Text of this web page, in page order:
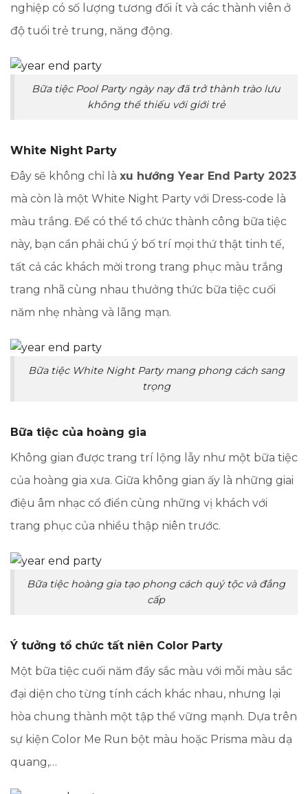
nghiệp có số lượng tương đối ít và các thành viên ở
độ tuổi trẻ trung, năng động.
Bữa tiệc Pool Party ngày nay đã trở thành trào lưu
không thể thiếu với giới trẻ
White Night Party
Đây sẽ không chỉ là xu hướng Year End Party 2023
mà còn là một White Night Party với Dress-code là
màu trắng. Để có thể tổ chức thành công bữa tiệc
này, bạn cần phải chú ý bố trí mọi thứ thật tinh tế,
tất cả các khách mời trong trang phục màu trắng
trang nhã cùng nhau thưởng thức bữa tiệc cuối
năm nhẹ nhàng và lãng mạn.
Bữa tiệc White Night Party mang phong cách sang
trọng
Bữa tiệc của hoàng gia
Không gian được trang trí lộng lẫy như một bữa tiệc
của hoàng gia xưa. Giữa không gian ấy là những giai
điệu âm nhạc cổ điển cùng những vị khách với
trang phục của nhiều thập niên trước.
Bữa tiệc hoàng gia tạo phong cách quý tộc và đẳng
cấp
Ý tưởng tổ chức tất niên Color Party
Một bữa tiệc cuối năm đầy sắc màu với mỗi màu sắc
đại diện cho từng tính cách khác nhau, nhưng lại
hòa chung thành một tập thể vững mạnh. Dựa trên
sự kiện Color Me Run bột màu hoặc Prisma màu dạ
quang,…